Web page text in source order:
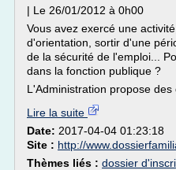
| Le 26/01/2012 à 0h00
Vous avez exercé une
d'orientation, sortir d'une
de la sécurité de l'emploi...
dans la fonction publique ?
L'Administration propose des
Lire la suite
Date: 2017-04-04 01:23:18
Site : http://
Thèmes liés : dossier